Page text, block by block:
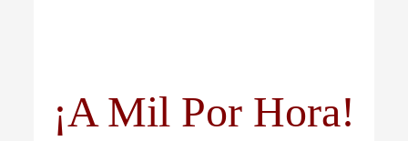
¡A Mil Por Hora!